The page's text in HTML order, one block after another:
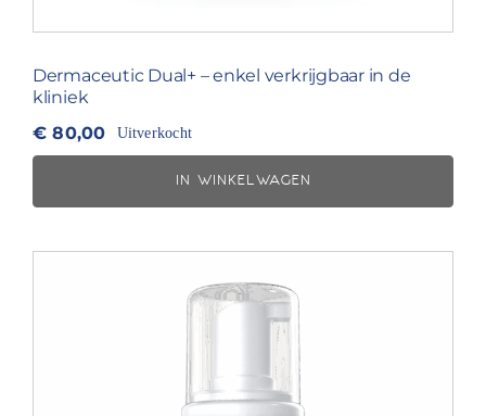
Dermaceutic Dual+ – enkel verkrijgbaar in de
kliniek
€ 80,00 Uitverkocht
IN WINKELWAGEN